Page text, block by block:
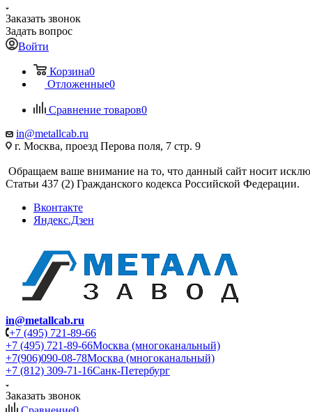
Заказать звонок
Задать вопрос
Войти
Корзина0
Отложенные0
Сравнение товаров0
in@metallcab.ru
г. Москва, проезд Перова поля, 7 стр. 9
Обращаем ваше внимание на то, что данный сайт носит
Статьи 437 (2) Гражданского кодекса Российской Федерации.
Вконтакте
Яндекс.Дзен
in@metallcab.ru
+7 (495) 721-89-66
+7 (495) 721-89-66Москва (многоканальный)
+7(906)090-08-78Москва (многоканальный)
+7 (812) 309-71-16Санк-Петербург
Заказать звонок